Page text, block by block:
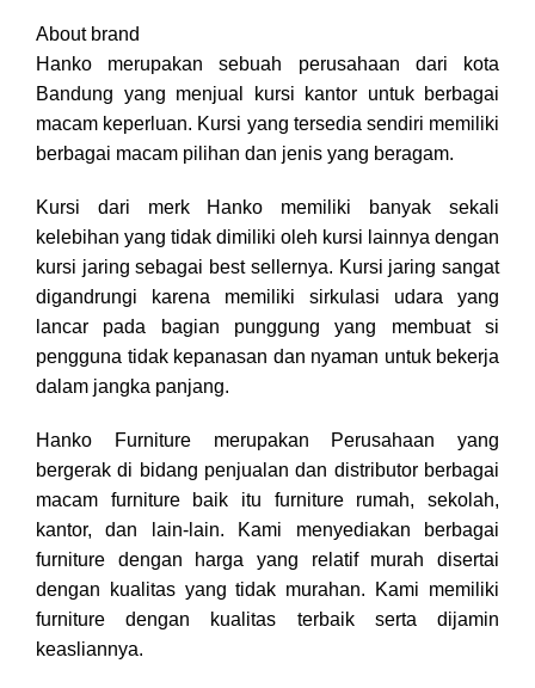
About brand
Hanko merupakan sebuah perusahaan dari kota
Bandung yang menjual kursi kantor untuk berbagai
macam keperluan. Kursi yang tersedia sendiri memiliki
berbagai macam pilihan dan jenis yang beragam.
Kursi dari merk Hanko memiliki banyak sekali
kelebihan yang tidak dimiliki oleh kursi lainnya dengan
kursi jaring sebagai best sellernya. Kursi jaring sangat
digandrungi karena memiliki sirkulasi udara yang
lancar pada bagian punggung yang membuat si
pengguna tidak kepanasan dan nyaman untuk bekerja
dalam jangka panjang.
Hanko Furniture merupakan Perusahaan yang
bergerak di bidang penjualan dan distributor berbagai
macam furniture baik itu furniture rumah, sekolah,
kantor, dan lain-lain. Kami menyediakan berbagai
furniture dengan harga yang relatif murah disertai
dengan kualitas yang tidak murahan. Kami memiliki
furniture dengan kualitas terbaik serta dijamin
keasliannya.